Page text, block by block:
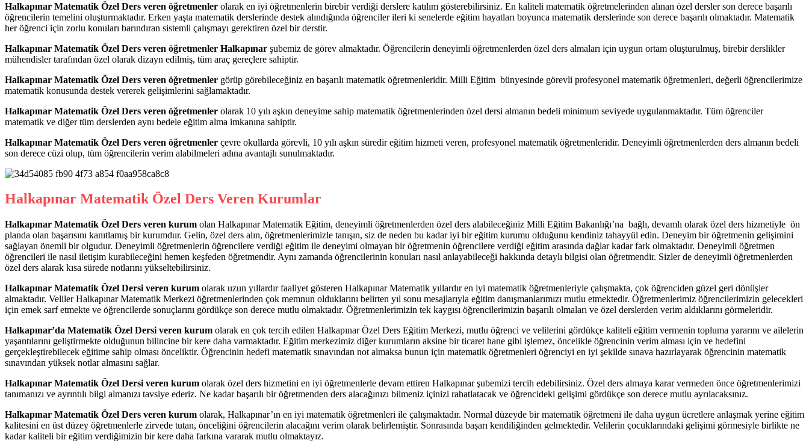
Halkapınar Matematik Özel Ders veren öğretmenler olarak en iyi öğretmenlerin birebir verdiği derslere katılım gösterebilirsiniz. En kaliteli matematik öğretmelerinden alınan özel dersler son derece başarılı
öğrencilerin temelini oluşturmaktadır. Erken yaşta matematik derslerinde destek alındığında öğrenciler ileri ki senelerde eğitim hayatları boyunca matematik derslerinde son derece başarılı olmaktadır. Matematik
her öğrenci için zorlu konuları barındıran sistemli çalışmayı gerektiren özel bir derstir.
Halkapınar Matematik Özel Ders veren öğretmenler Halkapınar şubemiz de görev almaktadır. Öğrencilerin deneyimli öğretmenlerden özel ders almaları için uygun ortam oluşturulmuş, birebir derslikler
mühendisler tarafından özel olarak dizayn edilmiş, tüm araç gereçlere sahiptir.
Halkapınar Matematik Özel Ders veren öğretmenler görüp görebileceğiniz en başarılı matematik öğretmenleridir. Milli Eğitim bünyesinde görevli profesyonel matematik öğretmenleri, değerli öğrencilerimize
matematik konusunda destek vererek gelişimlerini sağlamaktadır.
Halkapınar Matematik Özel Ders veren öğretmenler olarak 10 yılı aşkın deneyime sahip matematik öğretmenlerinden özel dersi almanın bedeli minimum seviyede uygulanmaktadır. Tüm öğrenciler
matematik ve diğer tüm derslerden aynı bedele eğitim alma imkanına sahiptir.
Halkapınar Matematik Özel Ders veren öğretmenler çevre okullarda görevli, 10 yılı aşkın süredir eğitim hizmeti veren, profesyonel matematik öğretmenleridir. Deneyimli öğretmenlerden ders almanın bedeli
son derece cüzi olup, tüm öğrencilerin verim alabilmeleri adına avantajlı sunulmaktadır.
Halkapınar Matematik Özel Ders Veren Kurumlar
Halkapınar Matematik Özel Ders veren kurum olan Halkapınar Matematik Eğitim, deneyimli öğretmenlerden özel ders alabileceğiniz Milli Eğitim Bakanlığı’na bağlı, devamlı olarak özel ders hizmetiyle ön
planda olan başarısını kanıtlamış bir kurumdur. Gelin, özel ders alın, öğretmenlerimizle tanışın, siz de neden bu kadar iyi bir eğitim kurumu olduğunu kendiniz tahayyül edin. Deneyim bir öğretmenin gelişimini
sağlayan önemli bir olgudur. Deneyimli öğretmenlerin öğrencilere verdiği eğitim ile deneyimi olmayan bir öğretmenin öğrencilere verdiği eğitim arasında dağlar kadar fark olmaktadır. Deneyimli öğretmen
öğrencileri ile nasıl iletişim kurabileceğini hemen keşfeden öğretmendir. Aynı zamanda öğrencilerinin konuları nasıl anlayabileceği hakkında detaylı bilgisi olan öğretmendir. Sizler de deneyimli öğretmenlerden
özel ders alarak kısa sürede notlarını yükseltebilirsiniz.
Halkapınar Matematik Özel Dersi veren kurum olarak uzun yıllardır faaliyet gösteren Halkapınar Matematik yıllardır en iyi matematik öğretmenleriyle çalışmakta, çok öğrenciden güzel geri dönüşler
almaktadır. Veliler Halkapınar Matematik Merkezi öğretmenlerinden çok memnun olduklarını belirten yıl sonu mesajlarıyla eğitim danışmanlarımızı mutlu etmektedir. Öğretmenlerimiz öğrencilerimizin gelecekleri
için emek sarf etmekte ve öğrencilerde sonuçlarını gördükçe son derece mutlu olmaktadır. Öğretmenlerimizin tek kaygısı öğrencilerimizin başarılı olmaları ve özel derslerden verim aldıklarını görmeleridir.
Halkapınar’da Matematik Özel Dersi veren kurum olarak en çok tercih edilen Halkapınar Özel Ders Eğitim Merkezi, mutlu öğrenci ve velilerini gördükçe kaliteli eğitim vermenin topluma yararını ve ailelerin
yaşantılarını geliştirmekte olduğunun bilincine bir kere daha varmaktadır. Eğitim merkezimiz diğer kurumların aksine bir ticaret hane gibi işlemez, öncelikle öğrencinin verim alması için ve hedefini
gerçekleştirebilecek eğitime sahip olması önceliktir. Öğrencinin hedefi matematik sınavından not almaksa bunun için matematik öğretmenleri öğrenciyi en iyi şekilde sınava hazırlayarak öğrencinin matematik
sınavından yüksek notlar almasını sağlar.
Halkapınar Matematik Özel Dersi veren kurum olarak özel ders hizmetini en iyi öğretmenlerle devam ettiren Halkapınar şubemizi tercih edebilirsiniz. Özel ders almaya karar vermeden önce öğretmenlerimizi
tanımanızı ve ayrıntılı bilgi almanızı tavsiye ederiz. Ne kadar başarılı bir öğretmenden ders alacağınızı bilmeniz içinizi rahatlatacak ve öğrencideki gelişimi gördükçe son derece mutlu ayrılacaksınız.
Halkapınar Matematik Özel Ders veren kurum olarak, Halkapınar’ın en iyi matematik öğretmenleri ile çalışmaktadır. Normal düzeyde bir matematik öğretmeni ile daha uygun ücretlere anlaşmak yerine eğitim
kalitesini en üst düzey öğretmenlerle zirvede tutan, önceliğini öğrencilerin alacağını verim olarak belirlemiştir. Sonrasında başarı kendiliğinden gelmektedir. Velilerin çocuklarındaki gelişimi görmesiyle birlikte ne
kadar kaliteli bir eğitim verdiğimizin bir kere daha farkına vararak mutlu olmaktayız.